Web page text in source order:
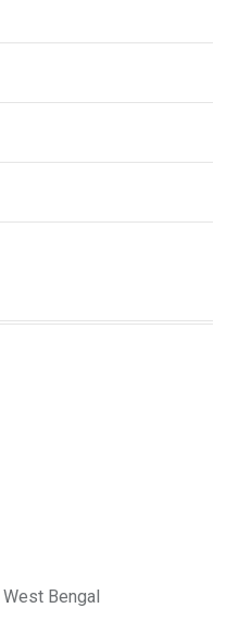
Bengal